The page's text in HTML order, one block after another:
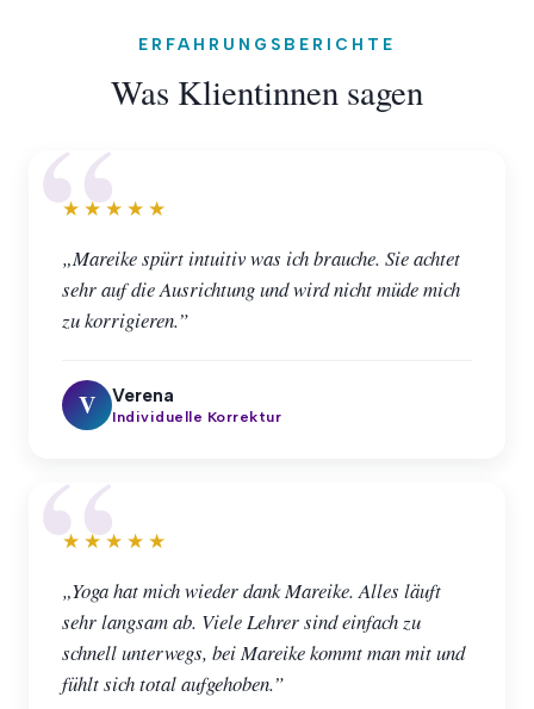
ERFAHRUNGSBERICHTE
Was Klientinnen sagen
★★★★★
„Mareike spürt intuitiv was ich brauche. Sie achtet
sehr auf die Ausrichtung und wird nicht müde mich
zu korrigieren.”
V Verena
Individuelle Korrektur
★★★★★
„Yoga hat mich wieder dank Mareike. Alles läuft
sehr langsam ab. Viele Lehrer sind einfach zu
schnell unterwegs, bei Mareike kommt man mit und
fühlt sich total aufgehoben.”